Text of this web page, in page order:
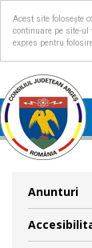
Acest site folosește
continuare pe site-ul
expres pentru
Anunturi